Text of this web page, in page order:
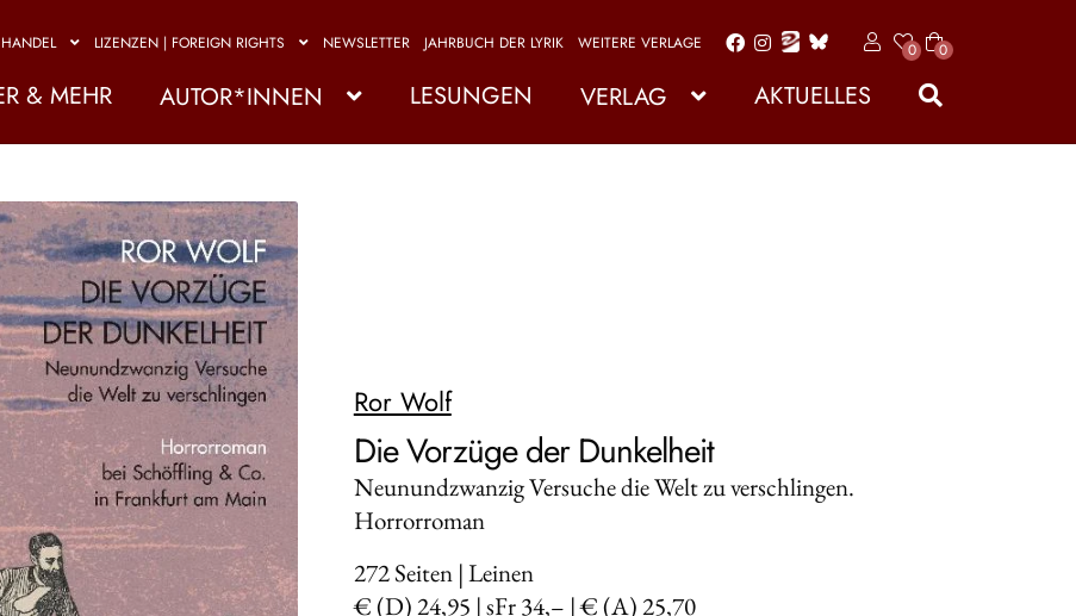
HANDEL LIZENZEN | FOREIGN RIGHTS NEWSLETTER JAHRBUCH DER LYRIK WEITERE VERLAGE 0
0
ike
l
Zur
springen
Zum
springen
& MEHR AUTOR*INNEN LESUNGEN VERLAG AKTUELLES
Ror Wolf
Die Vorzüge der Dunkelheit
Neunundzwanzig Versuche die Welt zu verschlingen.
Horrorroman
272Seiten | Leinen
€ (D) 24,95 | sFr 34,– | € (A) 25,70